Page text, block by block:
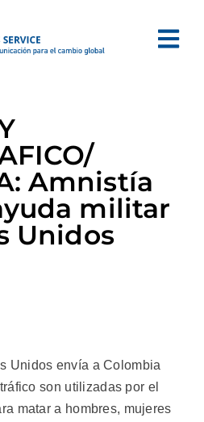
Amnistía
militar
Unidos
Unidos envía a Colombia
son utilizadas por el
matar a hombres, mujeres